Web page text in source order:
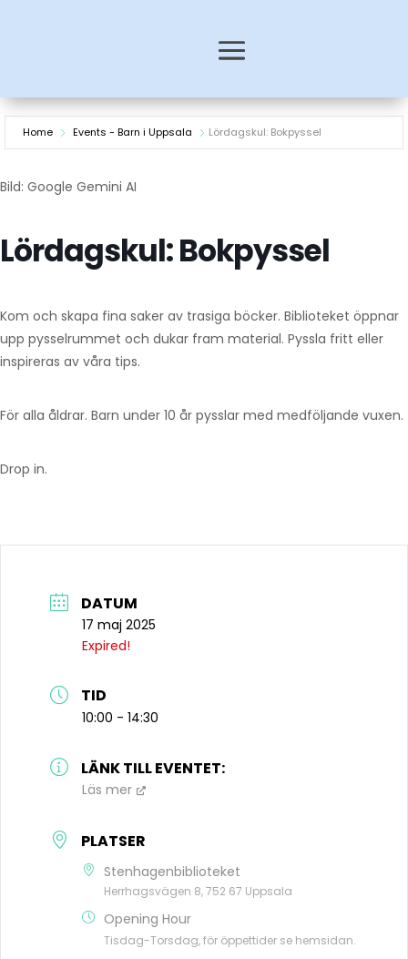
Home Events - Barn i Uppsala Lördagskul: Bokpyssel
Bild: Google Gemini AI
Lördagskul: Bokpyssel
Kom och skapa fina saker av trasiga böcker. Biblioteket öppnar
upp pysselrummet och dukar fram material. Pyssla fritt eller
inspireras av våra tips.
För alla åldrar. Barn under 10 år pysslar med medföljande vuxen.
Drop in.
DATUM
17 maj 2025
Expired!
TID
10:00 - 14:30
LÄNK TILL EVENTET:
Läs mer
PLATSER
Stenhagenbiblioteket
Herrhagsvägen 8, 752 67 Uppsala
Opening Hour
Tisdag-Torsdag, för öppettider se hemsidan.